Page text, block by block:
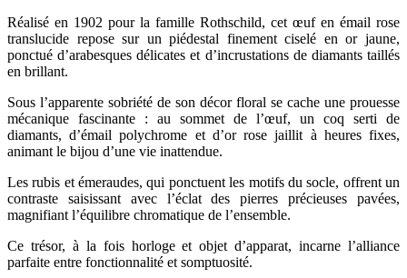
Réalisé en 1902 pour la famille Rothschild, cet œuf en émail rose
translucide repose sur un piédestal finement ciselé en or jaune,
ponctué d’arabesques délicates et d’incrustations de diamants taillés
en brillant.
Sous l’apparente sobriété de son décor floral se cache une prouesse
mécanique fascinante : au sommet de l’œuf, un coq serti de
diamants, d’émail polychrome et d’or rose jaillit à heures fixes,
animant le bijou d’une vie inattendue.
Les rubis et émeraudes, qui ponctuent les motifs du socle, offrent un
contraste saisissant avec l’éclat des pierres précieuses pavées,
magnifiant l’équilibre chromatique de l’ensemble.
Ce trésor, à la fois horloge et objet d’apparat, incarne l’alliance
parfaite entre fonctionnalité et somptuosité.